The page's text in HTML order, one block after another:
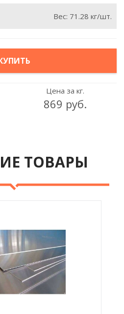
Вес: 71.28 кг/шт.
Цена за кг.
869 руб.
ТОВАРЫ